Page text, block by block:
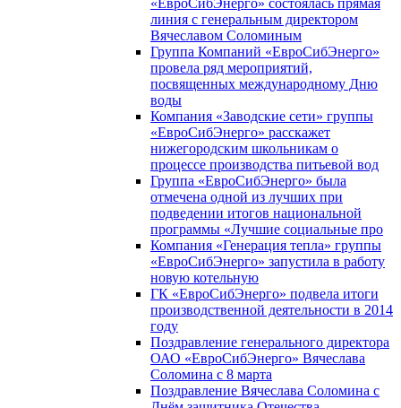
«ЕвроСибЭнерго» состоялась прямая
линия с генеральным директором
Вячеславом Соломиным
Группа Компаний «ЕвроСибЭнерго»
провела ряд мероприятий,
посвященных международному Дню
воды
Компания «Заводские сети» группы
«ЕвроСибЭнерго» расскажет
нижегородским школьникам о
процессе производства питьевой вод
Группа «ЕвроСибЭнерго» была
отмечена одной из лучших при
подведении итогов национальной
программы «Лучшие социальные про
Компания «Генерация тепла» группы
«ЕвроСибЭнерго» запустила в работу
новую котельную
ГК «ЕвроСибЭнерго» подвела итоги
производственной деятельности в 2014
году
Поздравление генерального директора
ОАО «ЕвроСибЭнерго» Вячеслава
Соломина с 8 марта
Поздравление Вячеслава Соломина с